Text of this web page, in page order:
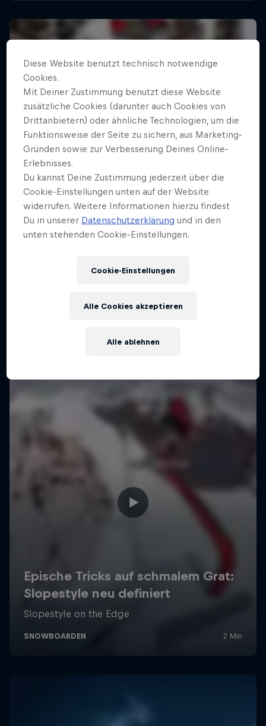
Diese Website benutzt technisch notwendige
Cookies.
Mit Deiner Zustimmung benutzt diese Website
zusätzliche Cookies (darunter auch Cookies von
Drittanbietern) oder ähnliche Technologien, um die
Funktionsweise der Seite zu sichern, aus Marketing-
Gründen sowie zur Verbesserung Deines Online-
Erlebnisses.
Du kannst Deine Zustimmung jederzeit über die
Cookie-Einstellungen unten auf der Website
widerrufen. Weitere Informationen hierzu findest
Du in unserer Datenschutzerklärung und in den
unten stehenden Cookie-Einstellungen.
Cookie-Einstellungen
Alle ablehnen
Alle Cookies akzeptieren